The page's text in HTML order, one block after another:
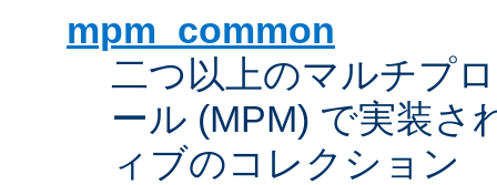
mpm_common
二つ以上のマルチプ
ール (MPM) で実装さ
ィブのコレクション